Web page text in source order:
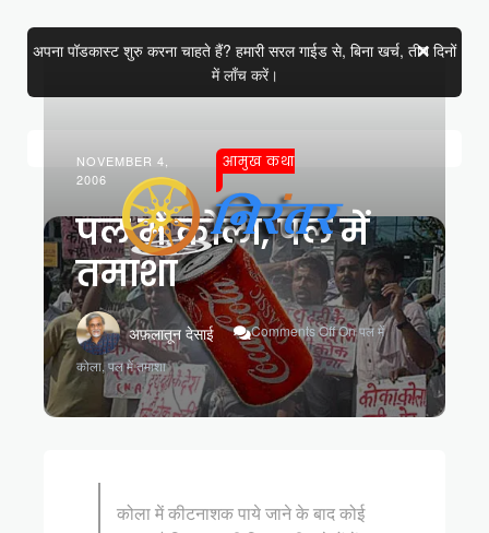
अपना पॉडकास्ट शुरु करना चाहते हैं? हमारी सरल गाईड से, बिना खर्च, तीन दिनों
में लाँच करें।
NOVEMBER 4,
2006
आमुख कथा
पल में कोला, पल में
तमाशा
अफ़लातून देसाई Comments OffOn पल में
कोला, पल में तमाशा
कोला में कीटनाशक पाये जाने के बाद कोई